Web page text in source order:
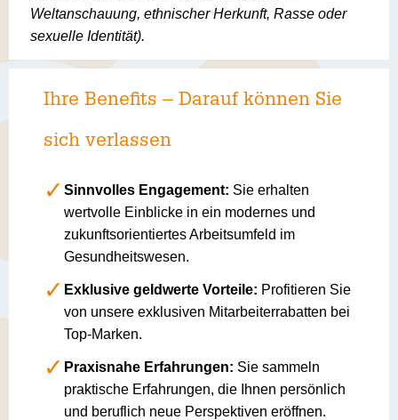
Weltanschauung, ethnischer Herkunft, Rasse oder
sexuelle Identität).
Ihre Benefits – Darauf können Sie
sich verlassen
Sinnvolles Engagement: Sie erhalten
wertvolle Einblicke in ein modernes und
zukunftsorientiertes Arbeitsumfeld im
Gesundheitswesen.
Exklusive geldwerte Vorteile: Profitieren Sie
von unsere exklusiven Mitarbeiterrabatten bei
Top-Marken.
Praxisnahe Erfahrungen: Sie sammeln
praktische Erfahrungen, die Ihnen persönlich
und beruflich neue Perspektiven eröffnen.